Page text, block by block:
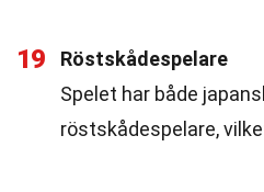
19
Röstskådespelare
Spelet har både
röstskådespelare,